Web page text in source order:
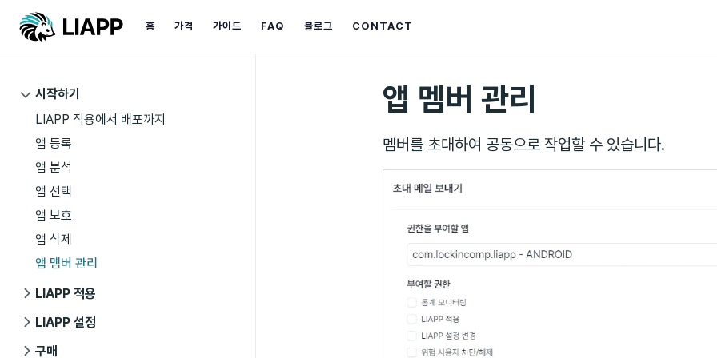
홈 가격 가이드 FAQ 블로그 CONTACT
시작하기
LIAPP 적용에서 배포까지
앱 등록
앱 분석
앱 선택
앱 보호
앱 삭제
앱 멤버 관리
LIAPP 적용
LIAPP 설정
구매
앱 멤버 관리
멤버를 초대하여 공동으로 작업할 수 있습니다.